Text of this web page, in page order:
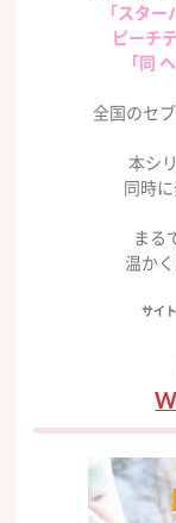
「スタ
ピーチ
「同
全国のセ
本シ
同時
まる
温か
サイ